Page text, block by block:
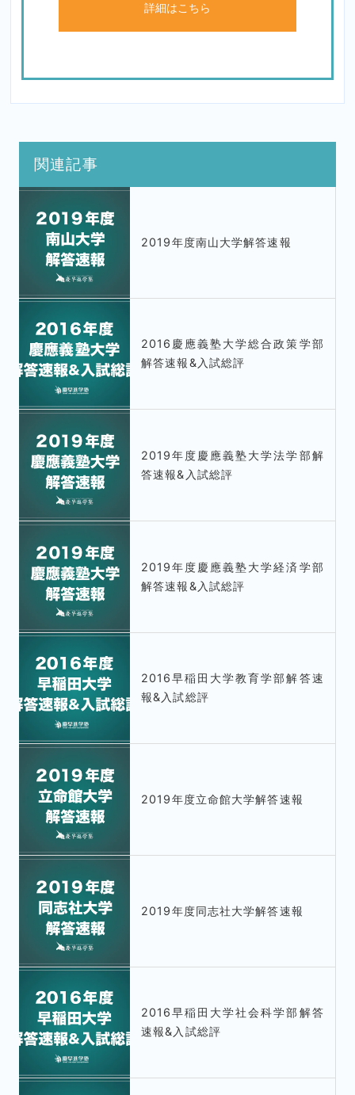
詳細はこちら
関連記事
2019年度南山大学解答速報
2016慶應義塾大学総合政策学部
解答速報&入試総評
2019年度慶應義塾大学法学部解
答速報&入試総評
2019年度慶應義塾大学経済学部
解答速報&入試総評
2016早稲田大学教育学部解答速
報&入試総評
2019年度立命館大学解答速報
2019年度同志社大学解答速報
2016早稲田大学社会科学部解答
速報&入試総評